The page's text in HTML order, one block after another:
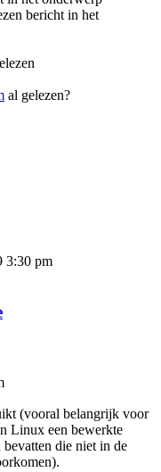
bericht in het
al gelezen?
3:30 pm
(vooral belangrijk voor
Linux een bewerkte
die niet in de